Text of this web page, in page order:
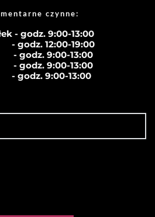
czynne:
- godz. 9:00-13:00
- godz. 12:00-19:00
- godz. 9:00-13:00
- godz. 9:00-13:00
- godz. 9:00-13:00